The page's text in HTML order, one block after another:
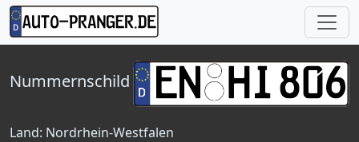
Nummernschild
Land: Nordrhein-Westfalen